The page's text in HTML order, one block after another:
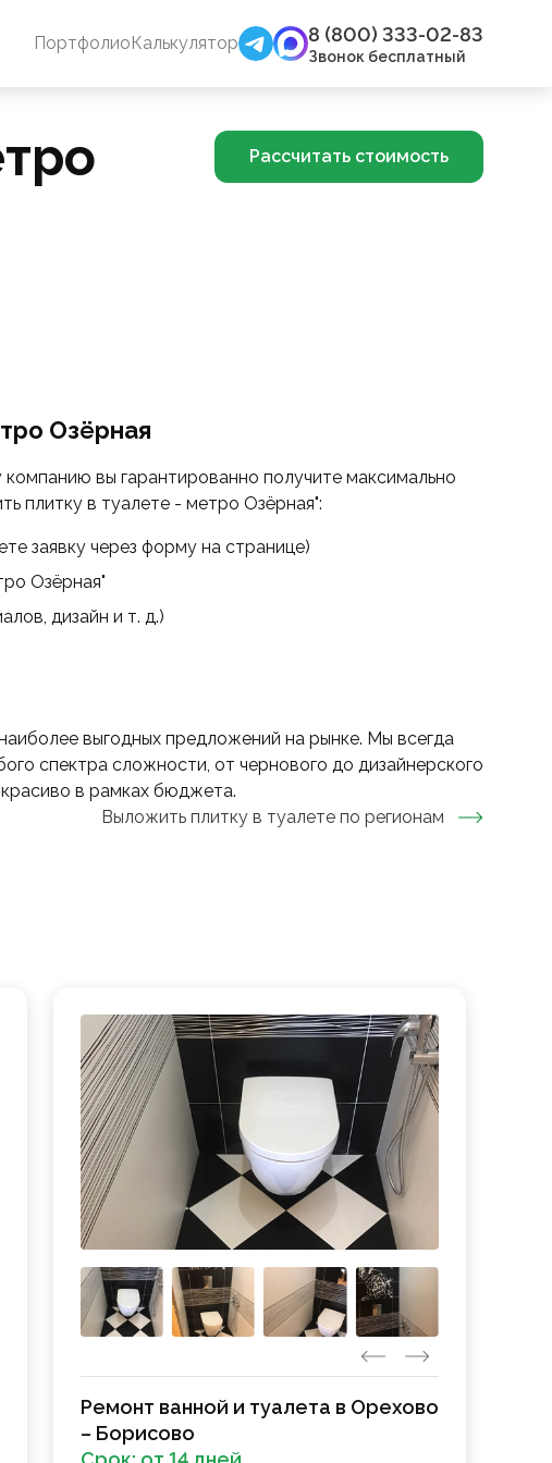
ПортфолиоКалькулятор 8 (800) 333-02-83
Звонок бесплатный
Рассчитать стоимость
Озёрная
вы гарантированно получите максимально
плитку в туалете - метро Озёрная":
заявку через форму на странице)
Озёрная"
дизайн и т. д.)
выгодных предложений на рынке. Мы всегда
спектра сложности, от чернового до дизайнерского
в рамках бюджета.
Выложить плитку в туалетепо регионам
Ремонт ванной и туалета в Орехово
– Борисово